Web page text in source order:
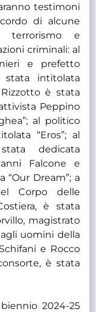
testimoni
di alcune
e
criminali: al
e prefetto
stata intitolata
Rizzotto è stata
Peppino
al politico
“Eros”; al
dedicata
Falcone e
“Our Dream”; a
Corpo delle
è stata
magistrato
uomini della
e Rocco
è stata
2024-25